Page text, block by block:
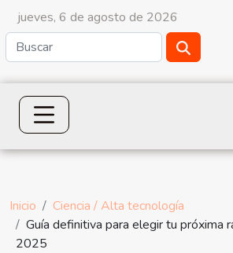
jueves, 6 de agosto de 2026
Inicio
Ciencia / Alta tecnología
Guía definitiva para elegir tu próxima
2025